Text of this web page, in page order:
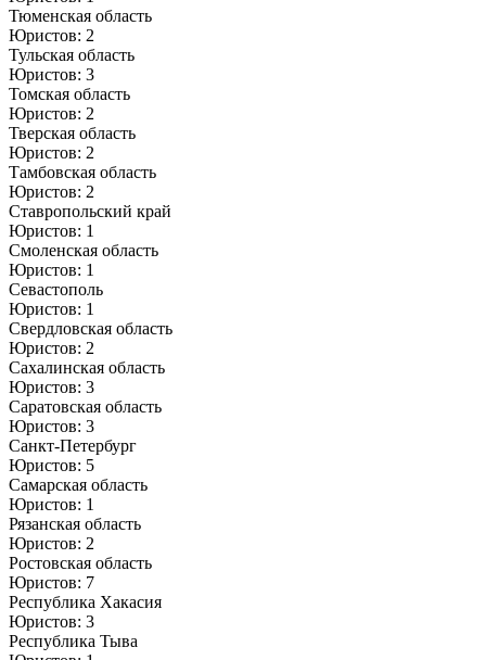
Тюменская область
Юристов: 2
Тульская область
Юристов: 3
Томская область
Юристов: 2
Тверская область
Юристов: 2
Тамбовская область
Юристов: 2
Ставропольский край
Юристов: 1
Смоленская область
Юристов: 1
Севастополь
Юристов: 1
Свердловская область
Юристов: 2
Сахалинская область
Юристов: 3
Саратовская область
Юристов: 3
Санкт-Петербург
Юристов: 5
Самарская область
Юристов: 1
Рязанская область
Юристов: 2
Ростовская область
Юристов: 7
Республика Хакасия
Юристов: 3
Республика Тыва